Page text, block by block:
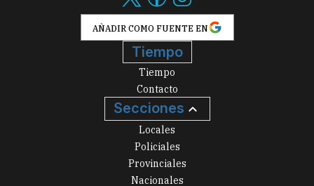
AÑADIR COMO FUENTE EN
Tiempo
Tiempo
Contacto
Secciones
Locales
Policiales
Provinciales
Nacionales